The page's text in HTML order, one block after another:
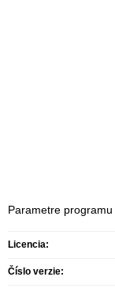
Parametre programu
Licencia:
Číslo verzie: